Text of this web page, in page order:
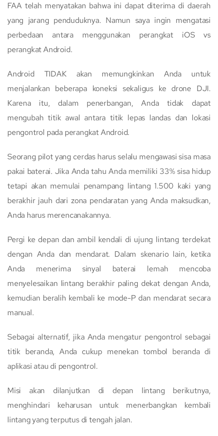
FAA telah menyatakan bahwa ini dapat diterima di daerah
yang jarang penduduknya. Namun saya ingin mengatasi
perbedaan antara menggunakan perangkat iOS vs
perangkat Android.
Android TIDAK akan memungkinkan Anda untuk
menjalankan beberapa koneksi sekaligus ke drone DJI.
Karena itu, dalam penerbangan, Anda tidak dapat
mengubah titik awal antara titik lepas landas dan lokasi
pengontrol pada perangkat Android.
Seorang pilot yang cerdas harus selalu mengawasi sisa masa
pakai baterai. Jika Anda tahu Anda memiliki 33% sisa hidup
tetapi akan memulai penampang lintang 1.500 kaki yang
berakhir jauh dari zona pendaratan yang Anda maksudkan,
Anda harus merencanakannya.
Pergi ke depan dan ambil kendali di ujung lintang terdekat
dengan Anda dan mendarat. Dalam skenario lain, ketika
Anda menerima sinyal baterai lemah mencoba
menyelesaikan lintang berakhir paling dekat dengan Anda,
kemudian beralih kembali ke mode-P dan mendarat secara
manual.
Sebagai alternatif, jika Anda mengatur pengontrol sebagai
titik beranda, Anda cukup menekan tombol beranda di
aplikasi atau di pengontrol.
Misi akan dilanjutkan di depan lintang berikutnya,
menghindari keharusan untuk menerbangkan kembali
lintang yang terputus di tengah jalan.